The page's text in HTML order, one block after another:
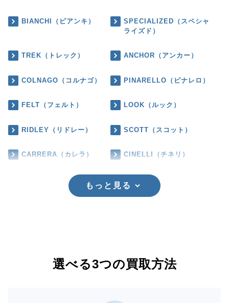
BIANCHI（ビアンキ）
SPECIALIZED（スペシャ
ライズド）
TREK（トレック） ANCHOR（アンカー）
COLNAGO（コルナゴ） PINARELLO（ピナレロ）
FELT（フェルト） LOOK（ルック）
RIDLEY（リドレー） SCOTT（スコット）
CARRERA（カレラ） CINELLI（チネリ）
もっと見る
選べる3つの買取方法